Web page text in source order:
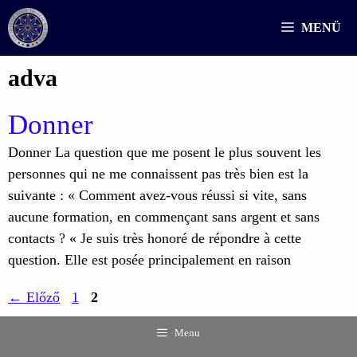
Kilépés
tartalomba
MENÜ
adva
Donner
Donner La question que me posent le plus souvent les
personnes qui ne me connaissent pas très bien est la
suivante : « Comment avez-vous réussi si vite, sans
aucune formation, en commençant sans argent et sans
contacts ? « Je suis très honoré de répondre à cette
question. Elle est posée principalement en raison
← Előző Oldal
1 Oldal
2
Menu